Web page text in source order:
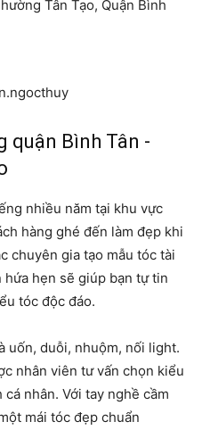
Tân Tạo, Quận Bình
quận Bình Tân -
nhiều năm tại khu vực
hàng ghé đến làm đẹp khi
chuyên gia tạo mẫu tóc tài
hứa hẹn sẽ giúp bạn tự tin
tóc độc đáo.
uốn, duỗi, nhuộm, nối light.
nhân viên tư vấn chọn kiểu
nhân. Với tay nghề cầm
mái tóc đẹp chuẩn